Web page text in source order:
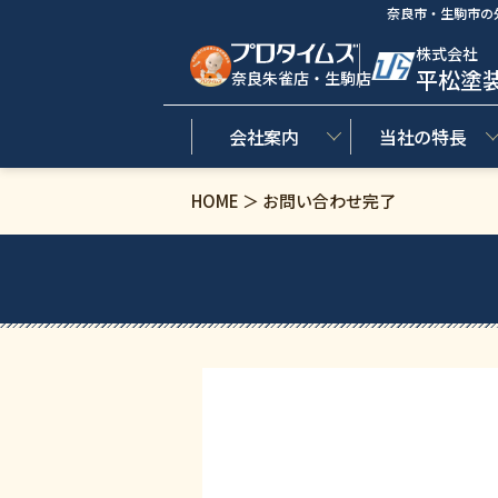
奈良市・生駒市
奈良朱雀店・生駒店
株式会社
平松塗
会社案内 当社の特長
HOME ＞ お問い合わせ完了